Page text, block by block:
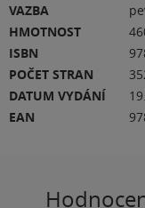
VAZBA
HMOTNOST
ISBN
POČET STRAN
DATUM VYDÁNÍ
EAN